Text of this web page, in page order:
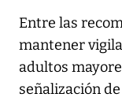
Entre las
mantener
adultos
señalización